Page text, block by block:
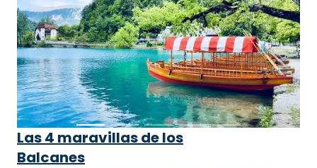
Las 4 maravillas de los
Balcanes